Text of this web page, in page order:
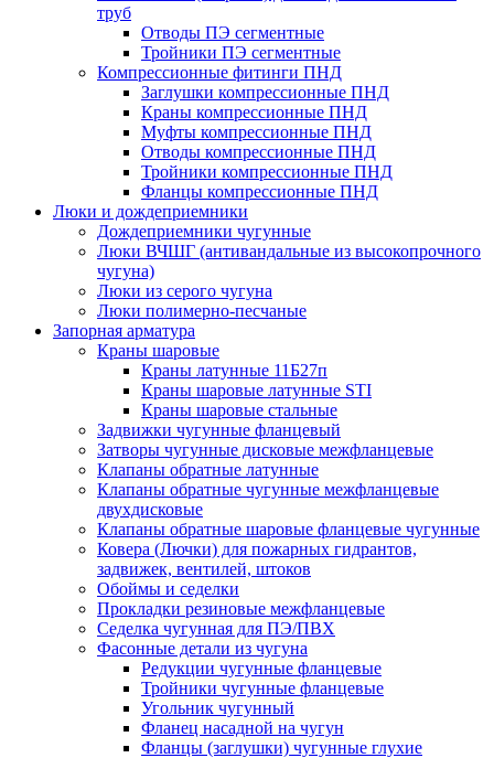
труб
Отводы ПЭ сегментные
Тройники ПЭ сегментные
Компрессионные фитинги ПНД
Заглушки компрессионные ПНД
Краны компрессионные ПНД
Муфты компрессионные ПНД
Отводы компрессионные ПНД
Тройники компрессионные ПНД
Фланцы компрессионные ПНД
Люки и дождеприемники
Дождеприемники чугунные
Люки ВЧШГ (антивандальные из высокопрочного
чугуна)
Люки из серого чугуна
Люки полимерно-песчаные
Запорная арматура
Краны шаровые
Краны латунные 11Б27п
Краны шаровые латунные STI
Краны шаровые стальные
Задвижки чугунные фланцевый
Затворы чугунные дисковые межфланцевые
Клапаны обратные латунные
Клапаны обратные чугунные межфланцевые
двухдисковые
Клапаны обратные шаровые фланцевые чугунные
Ковера (Лючки) для пожарных гидрантов,
задвижек, вентилей, штоков
Обоймы и седелки
Прокладки резиновые межфланцевые
Седелка чугунная для ПЭ/ПВХ
Фасонные детали из чугуна
Редукции чугунные фланцевые
Тройники чугунные фланцевые
Угольник чугунный
Фланец насадной на чугун
Фланцы (заглушки) чугунные глухие